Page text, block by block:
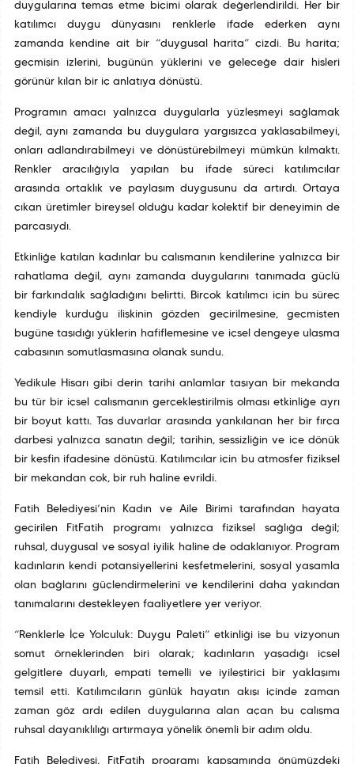
duygularına temas etme biçimi olarak değerlendirildi. Her bir
katılımcı duygu dünyasını renklerle ifade ederken aynı
zamanda kendine ait bir “duygusal harita” çizdi. Bu harita;
geçmişin izlerini, bugünün yüklerini ve geleceğe dair hisleri
görünür kılan bir iç anlatıya dönüştü.
Programın amacı yalnızca duygularla yüzleşmeyi sağlamak
değil, aynı zamanda bu duygulara yargısızca yaklaşabilmeyi,
onları adlandırabilmeyi ve dönüştürebilmeyi mümkün kılmaktı.
Renkler aracılığıyla yapılan bu ifade süreci katılımcılar
arasında ortaklık ve paylaşım duygusunu da artırdı. Ortaya
çıkan üretimler bireysel olduğu kadar kolektif bir deneyimin de
parçasıydı.
Etkinliğe katılan kadınlar bu çalışmanın kendilerine yalnızca bir
rahatlama değil, aynı zamanda duygularını tanımada güçlü
bir farkındalık sağladığını belirtti. Birçok katılımcı için bu süreç
kendiyle kurduğu ilişkinin gözden geçirilmesine, geçmişten
bugüne taşıdığı yüklerin hafiflemesine ve içsel dengeye ulaşma
çabasının somutlaşmasına olanak sundu.
Yedikule Hisarı gibi derin tarihî anlamlar taşıyan bir mekanda
bu tür bir içsel çalışmanın gerçekleştirilmiş olması etkinliğe ayrı
bir boyut kattı. Taş duvarlar arasında yankılanan her bir fırça
darbesi yalnızca sanatın değil; tarihin, sessizliğin ve içe dönük
bir keşfin ifadesine dönüştü. Katılımcılar için bu atmosfer fiziksel
bir mekandan çok, bir ruh haline evrildi.
Fatih Belediyesi’nin Kadın ve Aile Birimi tarafından hayata
geçirilen FitFatih programı yalnızca fiziksel sağlığa değil;
ruhsal, duygusal ve sosyal iyilik haline de odaklanıyor. Program
kadınların kendi potansiyellerini keşfetmelerini, sosyal yaşamla
olan bağlarını güçlendirmelerini ve kendilerini daha yakından
tanımalarını destekleyen faaliyetlere yer veriyor.
“Renklerle İçe Yolculuk: Duygu Paleti” etkinliği ise bu vizyonun
somut örneklerinden biri olarak; kadınların yaşadığı içsel
gelgitlere duyarlı, empati temelli ve iyileştirici bir yaklaşımı
temsil etti. Katılımcıların günlük hayatın akışı içinde zaman
zaman göz ardı edilen duygularına alan açan bu çalışma
ruhsal dayanıklılığı artırmaya yönelik önemli bir adım oldu.
Fatih Belediyesi, FitFatih programı kapsamında önümüzdeki